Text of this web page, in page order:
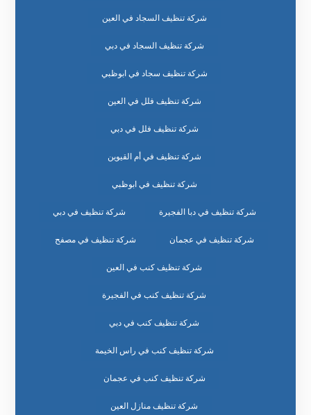
شركة تنظيف السجاد في العين
شركة تنظيف السجاد في دبي
شركة تنظيف سجاد في ابوظبي
شركة تنظيف فلل في العين
شركة تنظيف فلل في دبي
شركة تنظيف في أم القيوين
شركة تنظيف في ابوظبي
شركة تنظيف في دبا الفجيرة شركة تنظيف في دبي
شركة تنظيف في عجمان شركة تنظيف في مصفح
شركة تنظيف كنب في العين
شركة تنظيف كنب في الفجيرة
شركة تنظيف كنب في دبي
شركة تنظيف كنب في راس الخيمة
شركة تنظيف كنب في عجمان
شركة تنظيف منازل العين